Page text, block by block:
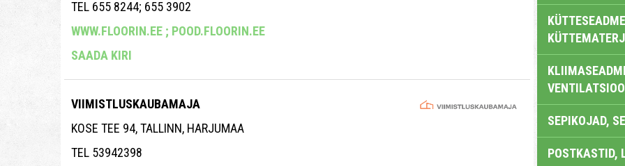
TEL 655 8244; 655 3902
WWW.FLOORIN.EE ; POOD.FLOORIN.EE
SAADA KIRI
VIIMISTLUSKAUBAMAJA
KOSE TEE 94, TALLINN, HARJUMAA
TEL 53942398
SEPIKOJAD,
POSTKASTID,